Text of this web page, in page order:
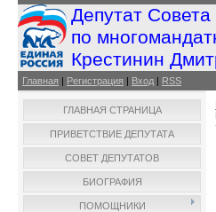
Депутат
по
Крестинин
Главная | Регистрация | Вход | RSS
ГЛАВНАЯ СТРАНИЦА
ПРИВЕТСТВИЕ ДЕПУТАТА
СОВЕТ ДЕПУТАТОВ
БИОГРАФИЯ
ПОМОЩНИКИ